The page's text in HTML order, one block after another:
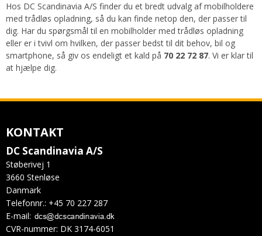
Hos DC Scandinavia A/S finder du et bredt udvalg af mobilholdere
med trådløs opladning, så du kan finde netop den, der passer til
dig. Har du spørgsmål til en mobilholder med trådløs opladning
eller er i tvivl om hvilken, der passer bedst til dit behov, bil og
smartphone, så giv os endeligt et kald på 70 22 72 87. Vi er klar til
at hjælpe dig.
KONTAKT
DC Scandinavia A/S
Støberivej 1
3660 Stenløse
Danmark
Telefonnr.: +45 70 227 287
E-mail:
CVR-nummer: DK 3174-6051